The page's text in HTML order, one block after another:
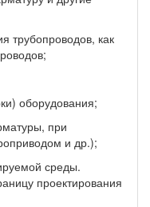
трубопроводов, как
оборудования;
при
и др.);
среды.
проектирования